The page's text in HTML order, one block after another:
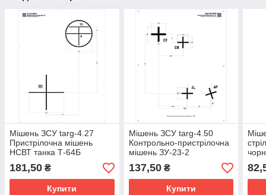
Мішень ЗСУ targ-4.27
Пристрілочна мішень
НСВТ танка Т-64Б
1300х1000мм
181,50 ₴
Купити
Мішень ЗСУ targ-4.50
Контрольно-пристрілочна
мішень ЗУ-23-2
розміром1000x800мм
137,50₴
Купити